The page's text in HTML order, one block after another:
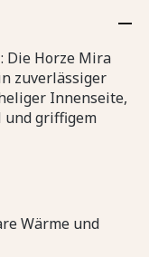
Die Horze Mira
zuverlässiger
Innenseite,
und griffigem
Wärme und